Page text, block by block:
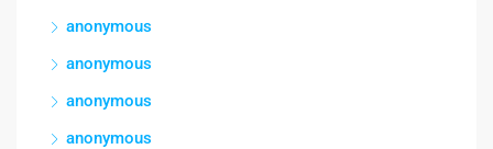
anonymous
anonymous
anonymous
anonymous